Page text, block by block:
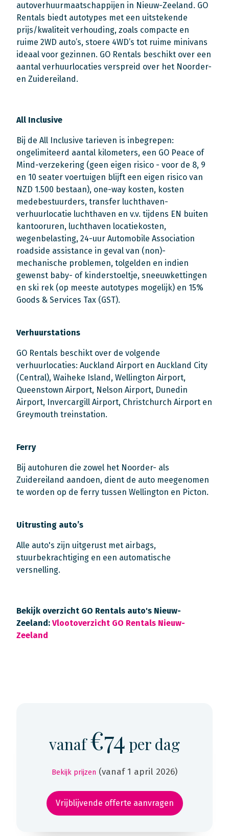
autoverhuurmaatschappijen in Nieuw-Zeeland. GO
Rentals biedt autotypes met een uitstekende
prijs/kwaliteit verhouding, zoals compacte en
ruime 2WD auto’s, stoere 4WD’s tot ruime minivans
ideaal voor gezinnen. GO Rentals beschikt over een
aantal verhuurlocaties verspreid over het Noorder-
en Zuidereiland.
All Inclusive
Bij de All Inclusive tarieven is inbegrepen:
ongelimiteerd aantal kilometers, een GO Peace of
Mind-verzekering (geen eigen risico - voor de 8, 9
en 10 seater voertuigen blijft een eigen risico van
NZD 1.500 bestaan), one-way kosten, kosten
medebestuurders, transfer luchthaven-
verhuurlocatie luchthaven en v.v. tijdens EN buiten
kantooruren, luchthaven locatiekosten,
wegenbelasting, 24-uur Automobile Association
roadside assistance in geval van (non)-
mechanische problemen, tolgelden en indien
gewenst baby- of kinderstoeltje, sneeuwkettingen
en ski rek (op meeste autotypes mogelijk) en 15%
Goods & Services Tax (GST).
Verhuurstations
GO Rentals beschikt over de volgende
verhuurlocaties: Auckland Airport en Auckland City
(Central), Waiheke Island, Wellington Airport,
Queenstown Airport, Nelson Airport, Dunedin
Airport, Invercargill Airport, Christchurch Airport en
Greymouth treinstation.
Ferry
Bij autohuren die zowel het Noorder- als
Zuidereiland aandoen, dient de auto meegenomen
te worden op de ferry tussen Wellington en Picton.
Uitrusting auto’s
Alle auto's zijn uitgerust met airbags,
stuurbekrachtiging en een automatische
versnelling.
Bekijk overzicht GO Rentals auto's Nieuw-
Zeeland: Vlootoverzicht GO Rentals Nieuw-
Zeeland
vanaf€74 per dag
Bekijk prijzen (vanaf 1 april 2026)
Vrijblijvende offerte aanvragen